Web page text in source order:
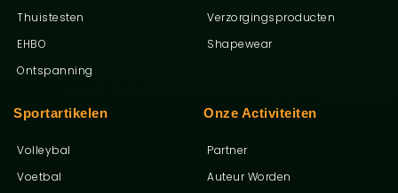
Onze Activiteiten
Partner
Auteur Worden
Sportartikelen
Volleybal
Voetbal
Verzorgingsproducten
Shapewear
Thuistesten
EHBO
Ontspanning